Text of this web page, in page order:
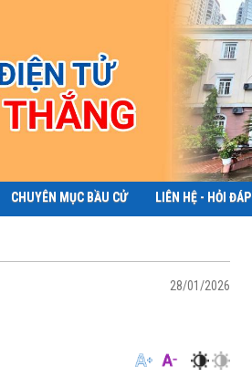
CHUYÊN MỤC BẦU CỬ LIÊN HỆ - HỎI ĐÁP
28/01/2026